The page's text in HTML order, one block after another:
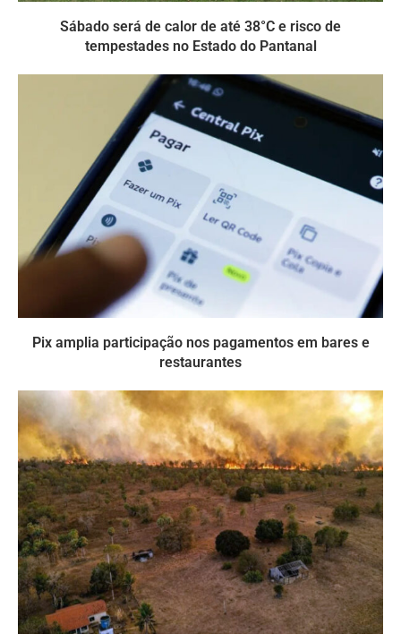
Sábado será de calor de até 38°C e risco de
tempestades no Estado do Pantanal
Pix amplia participação nos pagamentos em bares e
restaurantes